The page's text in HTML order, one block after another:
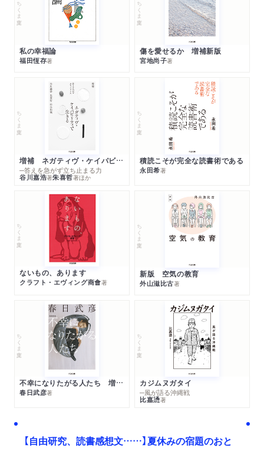
ちくま文庫
私の幸福論
福田恆存著
ちくま文庫
傷を愛せるか 増補新版
宮地尚子著
ちくま文庫
増補 ネガティヴ・ケイパビリティで生きる
─答えを急がず立ち止まる力
谷川嘉浩著朱喜哲著ほか
ちくま文庫
積読こそが完全な読書術である
永田希著
ちくま文庫
ないもの、あります
クラフト・エヴィング商會著
ちくま文庫
新版 空気の教育
外山滋比古著
ちくま文庫
不幸になりたがる人たち 増補新版
春日武彦著
ちくま文庫
カジムヌガタイ
─風が語る沖縄戦
比嘉慂著
【自由研究、読書感想文……】夏休みの宿題のおと